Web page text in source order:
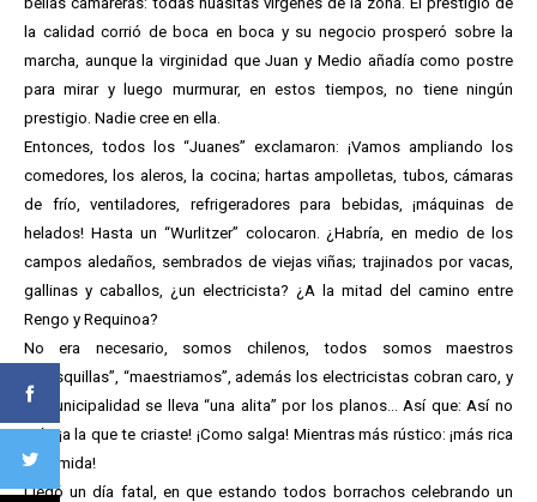
la calidad corrió de boca en boca y su negocio prosperó sobre la
marcha, aunque la virginidad que Juan y Medio añadía como postre
para mirar y luego murmurar, en estos tiempos, no tiene ningún
prestigio. Nadie cree en ella.
Entonces, todos los “Juanes” exclamaron: ¡Vamos ampliando los
comedores, los aleros, la cocina; hartas ampolletas, tubos, cámaras
de frío, ventiladores, refrigeradores para bebidas, ¡máquinas de
helados! Hasta un “Wurlitzer” colocaron. ¿Habría, en medio de los
campos aledaños, sembrados de viejas viñas; trajinados por vacas,
gallinas y caballos, ¿un electricista? ¿A la mitad del camino entre
Rengo y Requinoa?
No era necesario, somos chilenos, todos somos maestros
“chasquillas”, “maestriamos”, además los electricistas cobran caro, y
la municipalidad se lleva “una alita” por los planos... Así que: Así no
más ¡a la que te criaste! ¡Como salga! Mientras más rústico: ¡más rica
la comida!
Llegó un día fatal, en que estando todos borrachos celebrando un